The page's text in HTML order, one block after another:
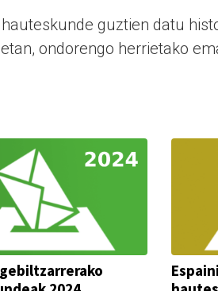
guztien datu
ondorengo herrietako